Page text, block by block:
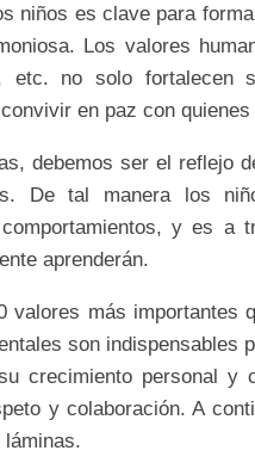
niños es clave para
Los valores
etc. no solo fortalecen
en paz con
debemos ser el reflejo
De tal manera los
y es a
aprenderán.
valores más importantes
son indispensables
crecimiento personal y
y colaboración. A